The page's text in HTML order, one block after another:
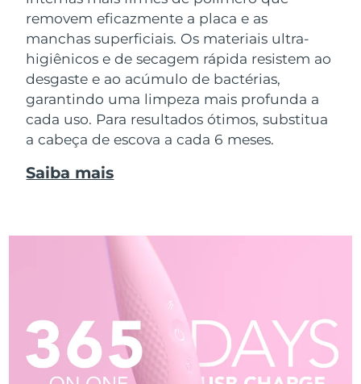
removem eficazmente a placa e as
manchas superficiais. Os materiais ultra-
higiênicos e de secagem rápida resistem ao
desgaste e ao acúmulo de bactérias,
garantindo uma limpeza mais profunda a
cada uso. Para resultados ótimos, substitua
a cabeça de escova a cada 6 meses.
Saiba mais